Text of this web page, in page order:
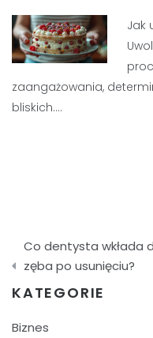
Jak
zaangażowania,
bliskich.…
Nawigacja
wpisu
Co dentysta wkłada
zęba po usunięciu?
KATEGORIE
Biznes